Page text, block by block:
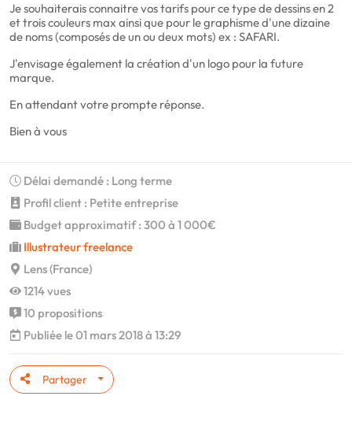
Je souhaiterais connaitre vos tarifs pour ce type de dessins en 2
et trois couleurs max ainsi que pour le graphisme d'une dizaine
de noms (composés de un ou deux mots) ex : SAFARI.
J'envisage également la création d'un logo pour la future
marque.
En attendant votre prompte réponse.
Bien à vous
Délai demandé : Long terme
Profil client : Petite entreprise
Budget approximatif : 300 à 1 000€
Illustrateur freelance
Lens (France)
1214 vues
10 propositions
Publiée le 01 mars 2018 à 13:29
Partager